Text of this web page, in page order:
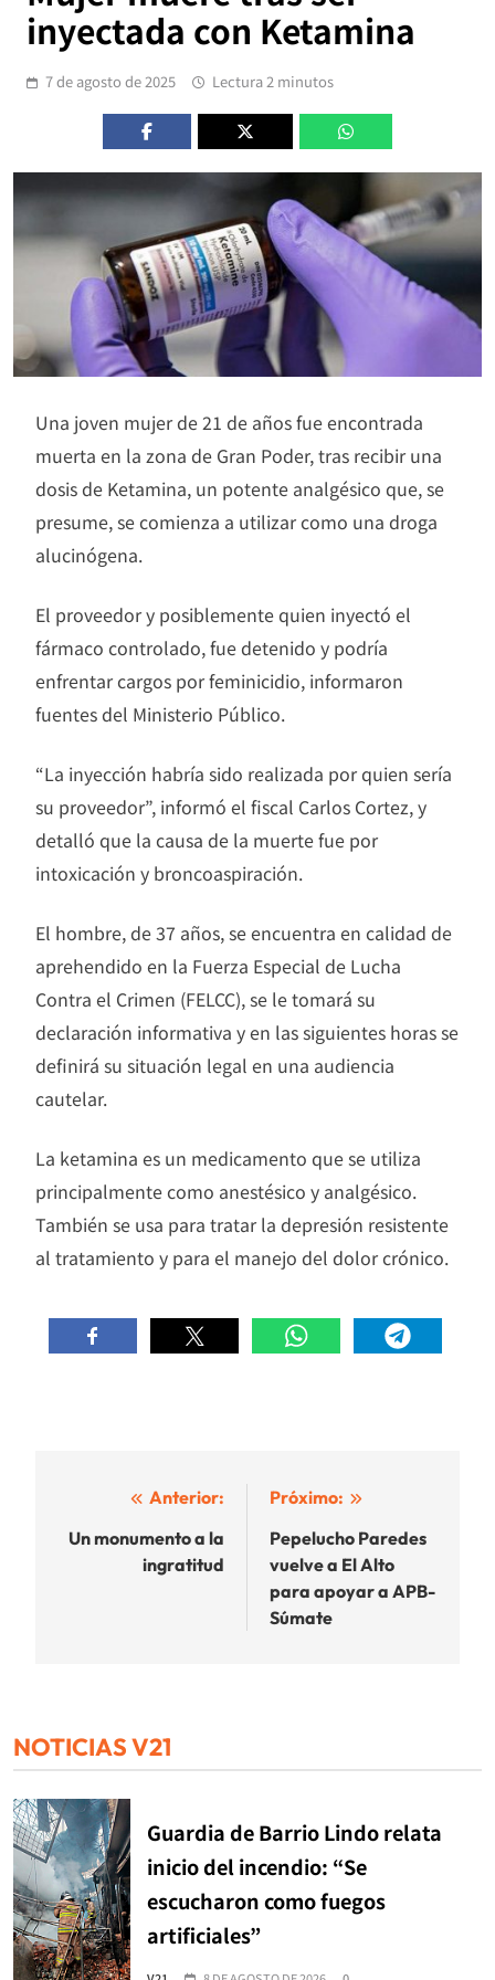
inyectada con Ketamina
7 de agosto de 2025 Lectura 2 minutos
Una joven mujer de 21 de años fue encontrada
muerta en la zona de Gran Poder, tras recibir una
dosis de Ketamina, un potente analgésico que, se
presume, se comienza a utilizar como una droga
alucinógena.
El proveedor y posiblemente quien inyectó el
fármaco controlado, fue detenido y podría
enfrentar cargos por feminicidio, informaron
fuentes del Ministerio Público.
“La inyección habría sido realizada por quien sería
su proveedor”, informó el fiscal Carlos Cortez, y
detalló que la causa de la muerte fue por
intoxicación y broncoaspiración.
El hombre, de 37 años, se encuentra en calidad de
aprehendido en la Fuerza Especial de Lucha
Contra el Crimen (FELCC), se le tomará su
declaración informativa y en las siguientes horas se
definirá su situación legal en una audiencia
cautelar.
La ketamina es un medicamento que se utiliza
principalmente como anestésico y analgésico.
También se usa para tratar la depresión resistente
al tratamiento y para el manejo del dolor crónico.
Navegación
de
entradas
Anterior:
Un monumento a la
ingratitud
Próximo:
Pepelucho Paredes
vuelve a El Alto
para apoyar a APB-
Súmate
NOTICIAS V21
Guardia de Barrio Lindo relata
inicio del incendio: “Se
escucharon como fuegos
artificiales”